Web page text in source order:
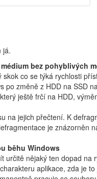
já.
bez pohyblivých
co se týká rychlosti
změně z HDD na SSD
ještě frčí na HDD,
na jejich přečtení. K
je znázorněn
běhu Windows
určitě nějaký ten dopad na
aplikace, zda je